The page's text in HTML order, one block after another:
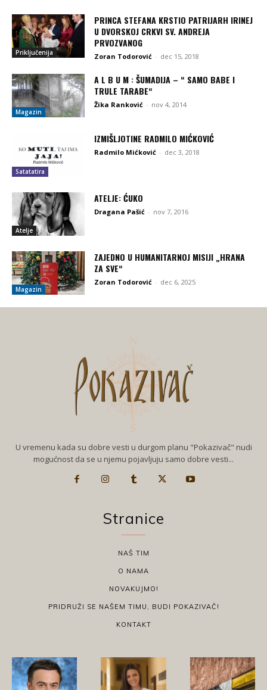
Priključenija
PRINCA STEFANA KRSTIO PATRIJARH IRINEJ
U DVORSKOJ CRKVI SV. ANDREJA
PRVOZVANOG
Zoran Todorović - dec 15, 2018
Magazin
A L B U M : ŠUMADIJA – “ SAMO BABE I
TRULE TARABE“
Žika Ranković - nov 4, 2014
Satatatira
IZMIŠLJOTINE RADMILO MIĆKOVIĆ
Radmilo Mićković - dec 3, 2018
Atelje
ATELJE: ĆUKO
Dragana Pašić - nov 7, 2016
Magazin
ZAJEDNO U HUMANITARNOJ MISIJI „HRANA
ZA SVE“
Zoran Todorović - dec 6, 2025
U vremenu kada su dobre vesti u durgom planu "Pokazivač" nudi
mogućnost da se u njemu pojavljuju samo dobre vesti...
Stranice
NAŠ TIM
O NAMA
NOVAKUJMO!
PRIDRUŽI SE NAŠEM TIMU, BUDI POKAZIVAČ!
KONTAKT